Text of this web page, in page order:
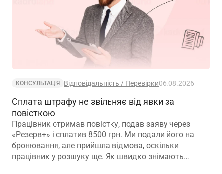
КОНСУЛЬТАЦІЯ Відповідальність / Перевірки06.08.2026
Сплата штрафу не звільняє від явки за
повісткою
Працівник отримав повістку, подав заяву через
«Резерв+» і сплатив 8500 грн. Ми подали його на
бронювання, але прийшла відмова, оскільки
працівник у розшуку ще. Як швидко знімають